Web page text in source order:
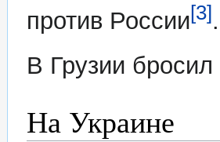
против России[3].
В Грузии
На Украине